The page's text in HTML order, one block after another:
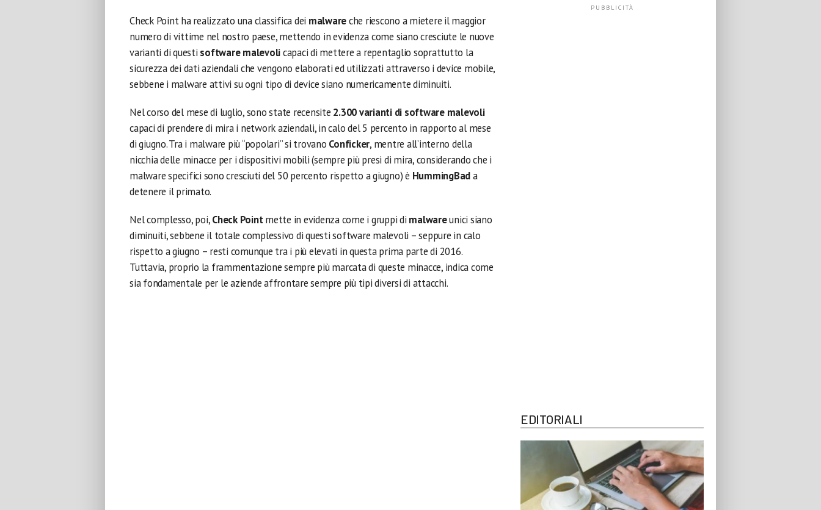
Check Point ha realizzato una classifica dei malwareche riescono a mietere il maggior
numero di vittime nel nostro paese, mettendo in evidenza come siano cresciute le nuove
varianti di questi software malevolicapaci di mettere a repentaglio soprattutto la
sicurezza dei dati aziendali che vengono elaborati ed utilizzati attraverso i device mobile,
sebbene i malware attivi su ogni tipo di device siano numericamente diminuiti.
Nel corso del mese di luglio, sono state recensite 2.300 varianti di software malevoli
capaci di prendere di mira i network aziendali, in calo del 5 percento in rapporto al mese
di giugno. Tra i malware più “popolari” si trovano Conficker, mentre all’interno della
nicchia delle minacce per i dispositivi mobili (sempre più presi di mira, considerando che i
malware specifici sono cresciuti del 50 percento rispetto a giugno) è HummingBada
detenere il primato.
Nel complesso, poi,Check Pointmette in evidenza come i gruppi di malwareunici siano
diminuiti, sebbene il totale complessivo di questi software malevoli – seppure in calo
rispetto a giugno – resti comunque tra i più elevati in questa prima parte di 2016.
Tuttavia, proprio la frammentazione sempre più marcata di queste minacce, indica come
sia fondamentale per le aziende affrontare sempre più tipi diversi di attacchi.
EDITORIALI